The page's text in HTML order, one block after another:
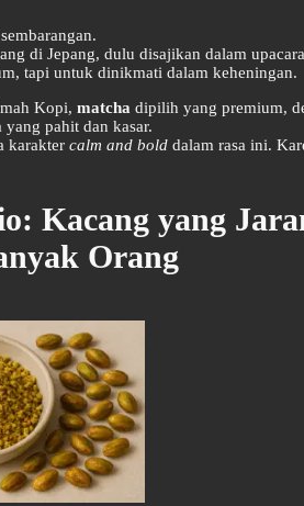
di Jepang, dulu disajikan dalam
tapi untuk dinikmati dalam keheningan.
Kopi, matcha dipilih yang premium,
pahit dan kasar.
karakter calm and bold dalam rasa ini.
Kacang yang
Orang